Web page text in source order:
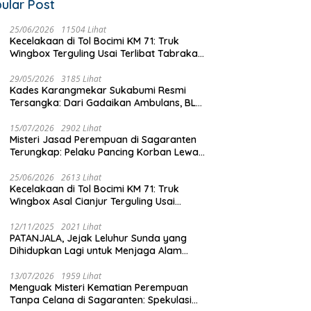
Hidayat Raih Suara
dan Pimpin MW
Jabar, Ini 7 Presidium
Tiang Telkom di Cidahu Miring
Parah, Kabel Semrawut
Post
25/06/2026 11504 Lihat
Kecelakaan di Tol Bocimi KM 71: Truk
Wingbox Terguling Usai Terlibat Tabrakan
29/05/2026 3185 Lihat
Kades Karangmekar Sukabumi Resmi
Tersangka: Dari Gadaikan Ambulans, BLT
15/07/2026 2902 Lihat
Misteri Jasad Perempuan di Sagaranten
Terungkap: Pelaku Pancing Korban Lewat
25/06/2026 2613 Lihat
Kecelakaan di Tol Bocimi KM 71: Truk
Wingbox Asal Cianjur Terguling Usai
RS Sekarwangi
12/11/2025 2021 Lihat
PATANJALA, Jejak Leluhur Sunda yang
Dihidupkan Lagi untuk Menjaga Alam
13/07/2026 1959 Lihat
Menguak Misteri Kematian Perempuan
Tanpa Celana di Sagaranten: Spekulasi